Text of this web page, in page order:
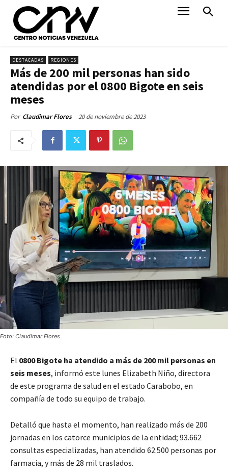
DESTACADAS REGIONES
Más de 200 mil personas han sido
atendidas por el 0800 Bigote en seis
meses
Por Claudimar Flores 20 de noviembre de 2023
Foto: Claudimar Flores
El 0800 Bigote ha atendido a más de 200 mil personas en
seis meses, informó este lunes Elizabeth Niño, directora
de este programa de salud en el estado Carabobo, en
compañía de todo su equipo de trabajo.
Detalló que hasta el momento, han realizado más de 200
jornadas en los catorce municipios de la entidad; 93.662
consultas especializadas, han atendido 62.500 personas por
farmacia, y más de 28 mil traslados.